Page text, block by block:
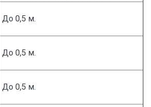
До 0,5 м.
До 0,5 м.
До 0,5 м.